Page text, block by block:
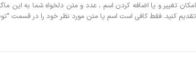
امکان تغییر و یا اضافه کردن اسم ، عدد و متن دلخواه شما به این
تقدیم کنید. فقط کافی است اسم یا متن مورد نظر خود را در قسمت “